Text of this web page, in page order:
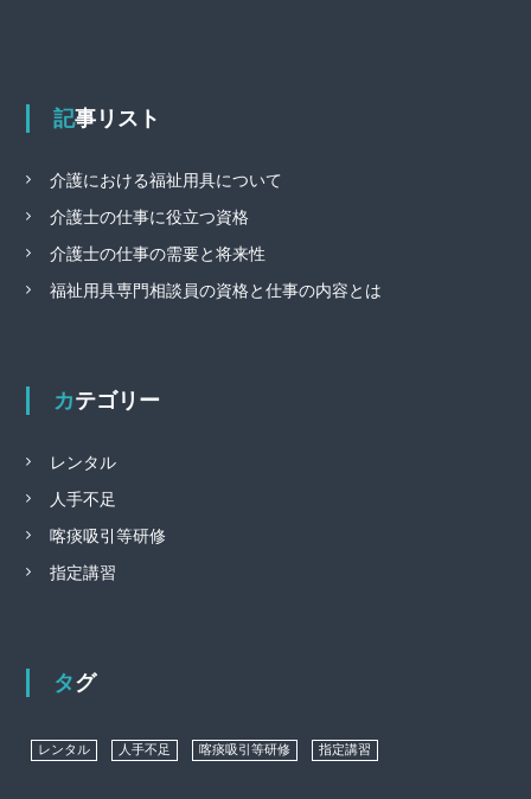
記事リスト
介護における福祉用具について
介護士の仕事に役立つ資格
介護士の仕事の需要と将来性
福祉用具専門相談員の資格と仕事の内容とは
カテゴリー
レンタル
人手不足
喀痰吸引等研修
指定講習
タグ
レンタル 人手不足 喀痰吸引等研修 指定講習